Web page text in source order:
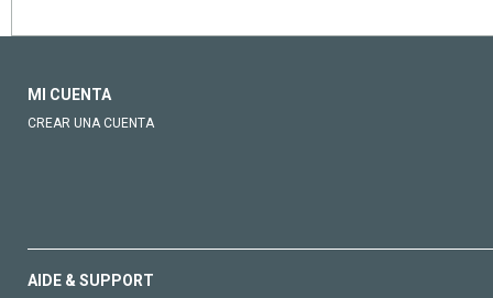
MI CUENTA
CREAR UNA CUENTA
AIDE & SUPPORT